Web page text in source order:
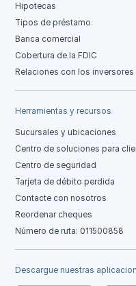
Hipotecas
Tipos de préstamo
Banca comercial
Cobertura de la FDIC
Relaciones con los inversores
Herramientas y recursos
Sucursales y ubicaciones
Centro de soluciones para
Centro de seguridad
Tarjeta de débito perdida
Contacte con nosotros
Reordenar cheques
Número de ruta: 011500858
Descargue nuestras